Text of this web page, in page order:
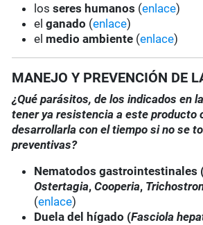
losseres humanos (enlace)
elganado (enlace)
el medio ambiente (enlace)
MANEJO Y PREVENCIÓN DE
¿Qué parásitos, de los indicados en
tener ya resistencia a este producto
desarrollarla con el tiempo si no se
preventivas?
Nematodos gastrointestinales
Ostertagia,Cooperia,
(enlace)
Duela del hígado (Fasciola